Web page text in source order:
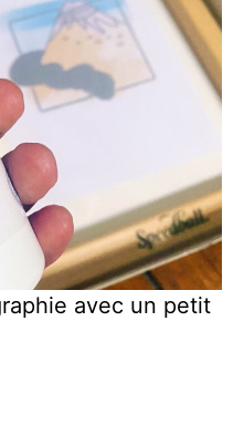
avec un petit